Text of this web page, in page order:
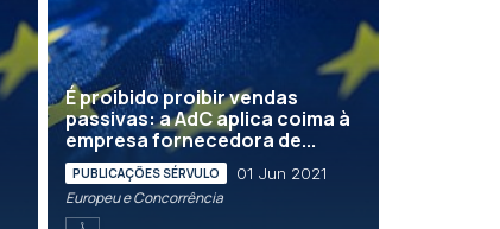
É proibido proibir vendas
passivas: a AdC aplica coima à
empresa fornecedora de...
PUBLICAÇÕES SÉRVULO 01 Jun 2021
Europeu e Concorrência